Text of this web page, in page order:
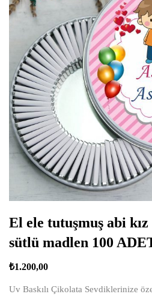
El ele tutuşmuş abi
sütlü madlen 100
₺1.200,00
Uv Baskılı Çikolata Sevdiklerinize